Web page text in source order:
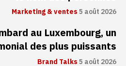
Marketing & ventes5 août 2026
au Luxembourg, un
des plus puissants
Brand Talks5 août 2026